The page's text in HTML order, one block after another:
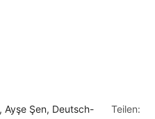
Ayşe Şen Deutsch-
Teilen: